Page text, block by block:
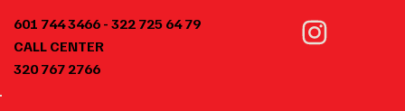
601 744 3466 - 322 725 64 79
CALL CENTER
320 767 2766